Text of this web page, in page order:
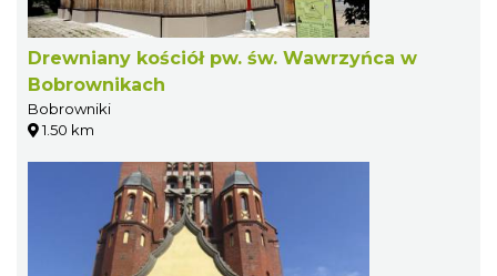
Drewniany kościół pw. św. Wawrzyńca w
Bobrownikach
Bobrowniki
1.50 km